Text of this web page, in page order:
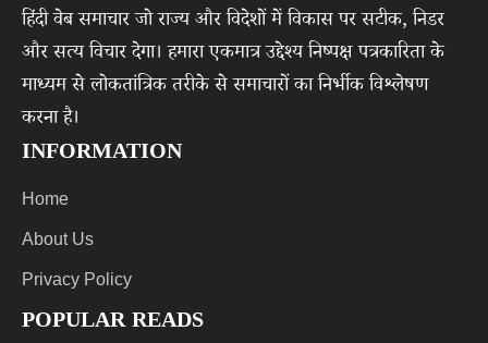
हिंदी वेब समाचार जो राज्य और विदेशों में विकास पर सटीक, निडर
और सत्य विचार देगा। हमारा एकमात्र उद्देश्य निष्पक्ष पत्रकारिता के
माध्यम से लोकतांत्रिक तरीके से समाचारों का निर्भीक विश्लेषण
करना है।
INFORMATION
Home
About Us
Privacy Policy
POPULAR READS